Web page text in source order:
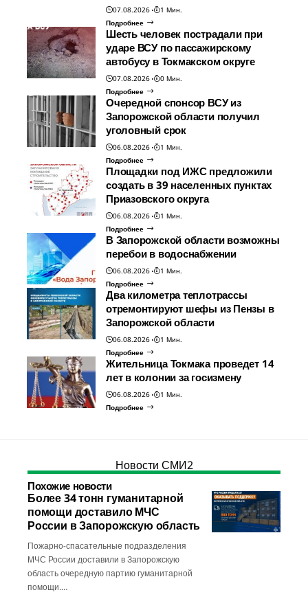
07.08.2026
1 Мин.
Подробнее
Шесть человек пострадали при
ударе ВСУ по пассажирскому
автобусу в Токмакском округе
07.08.2026
0 Мин.
Подробнее
Очередной спонсор ВСУ из
Запорожской области получил
уголовный срок
06.08.2026
1 Мин.
Подробнее
Площадки под ИЖС предложили
создать в 39 населенных пунктах
Приазовского округа
06.08.2026
1 Мин.
Подробнее
В Запорожской области возможны
перебои в водоснабжении
06.08.2026
1 Мин.
Подробнее
Два километра теплотрассы
отремонтируют шефы из Пензы в
Запорожской области
06.08.2026
1 Мин.
Подробнее
Жительница Токмака проведет 14
лет в колонии за госизмену
06.08.2026
1 Мин.
Подробнее
Новости СМИ2
Похожие новости
Более 34 тонн гуманитарной
помощи доставило МЧС
России в Запорожскую область
Пожарно-спасательные подразделения
МЧС России доставили в Запорожскую
область очередную партию гуманитарной
помощи.…